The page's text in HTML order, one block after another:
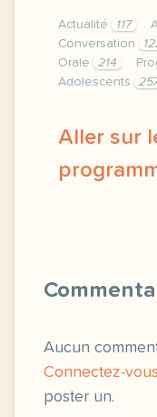
Actualité 117
Conversation
Orale
214
Adolescents
Aller sur
Aucun
Connectez-
poster un.